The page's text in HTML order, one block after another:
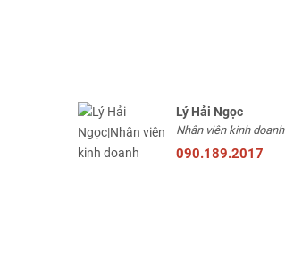
Lý Hải Ngọc
Nhân viên kinh doanh
090.189.2017